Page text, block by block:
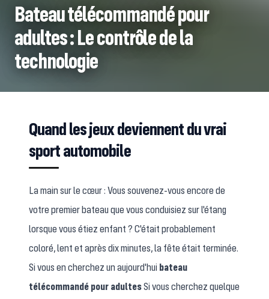
Bateau télécommandé pour
adultes : Le contrôle de la
technologie
Quand les jeux deviennent du vrai
sport automobile
La main sur le cœur : Vous souvenez-vous encore de
votre premier bateau que vous conduisiez sur l'étang
lorsque vous étiez enfant ? C'était probablement
coloré, lent et après dix minutes, la fête était terminée.
Si vous en cherchez un aujourd'hui bateau
télécommandé pour adultesSi vous cherchez quelque